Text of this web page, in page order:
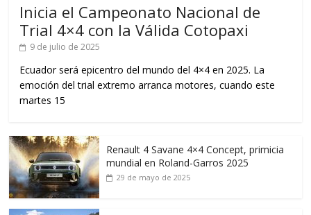
Inicia el Campeonato Nacional de
Trial 4×4 con la Válida Cotopaxi
9 de julio de 2025
Ecuador será epicentro del mundo del 4×4 en 2025. La
emoción del trial extremo arranca motores, cuando este
martes 15
Renault 4 Savane 4×4 Concept, primicia
mundial en Roland-Garros 2025
29 de mayo de 2025